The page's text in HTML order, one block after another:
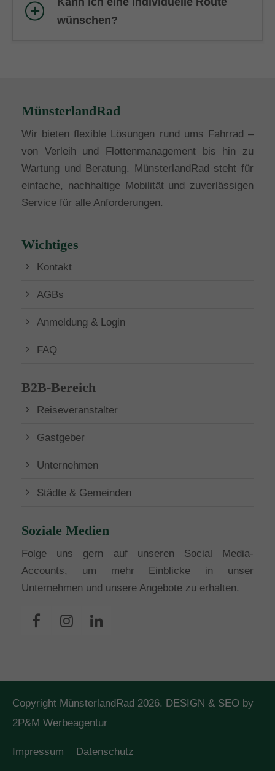
wünschen?
MünsterlandRad
Wir bieten flexible Lösungen rund ums Fahrrad –
von Verleih und Flottenmanagement bis hin zu
Wartung und Beratung. MünsterlandRad steht für
einfache, nachhaltige Mobilität und zuverlässigen
Service für alle Anforderungen.
Wichtiges
Kontakt
AGBs
Anmeldung & Login
FAQ
B2B-Bereich
Reiseveranstalter
Gastgeber
Unternehmen
Städte & Gemeinden
Soziale Medien
Folge uns gern auf unseren Social Media-
Accounts, um mehr Einblicke in unser
Unternehmen und unsere Angebote zu erhalten.
Copyright MünsterlandRad 2026. DESIGN & SEO by
2P&M Werbeagentur
Impressum Datenschutz